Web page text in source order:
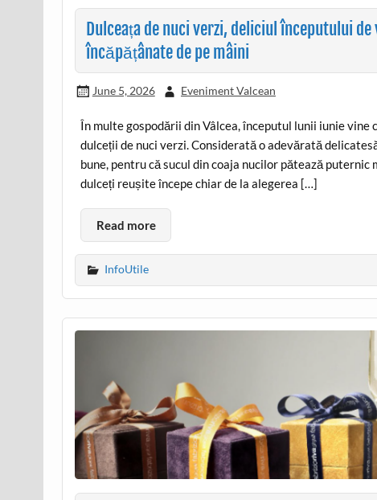
Dulceața de nuci verzi, deliciul începutului
încăpățânate de pe mâini
June 5, 2026 Eveniment Valcean
În multe gospodării din Vâlcea, începutul lunii iunie
dulceții de nuci verzi. Considerată o adevărată
bune, pentru că sucul din coaja nucilor pătează
dulceți reușite începe chiar de la alegerea […]
Read more
InfoUtile